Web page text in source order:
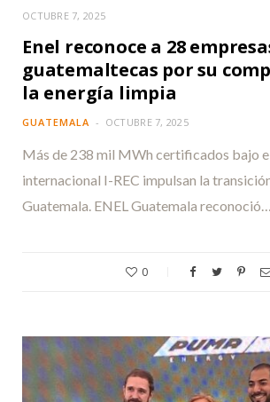
OCTUBRE 7, 2025
Enel reconoce a 28
guatemaltecas por su
la energía limpia
GUATEMALA OCTUBRE 7, 2025
Más de 238 mil MWh certificados bajo
internacional I-REC impulsan la
Guatemala. ENEL Guatemala reconoció…
0